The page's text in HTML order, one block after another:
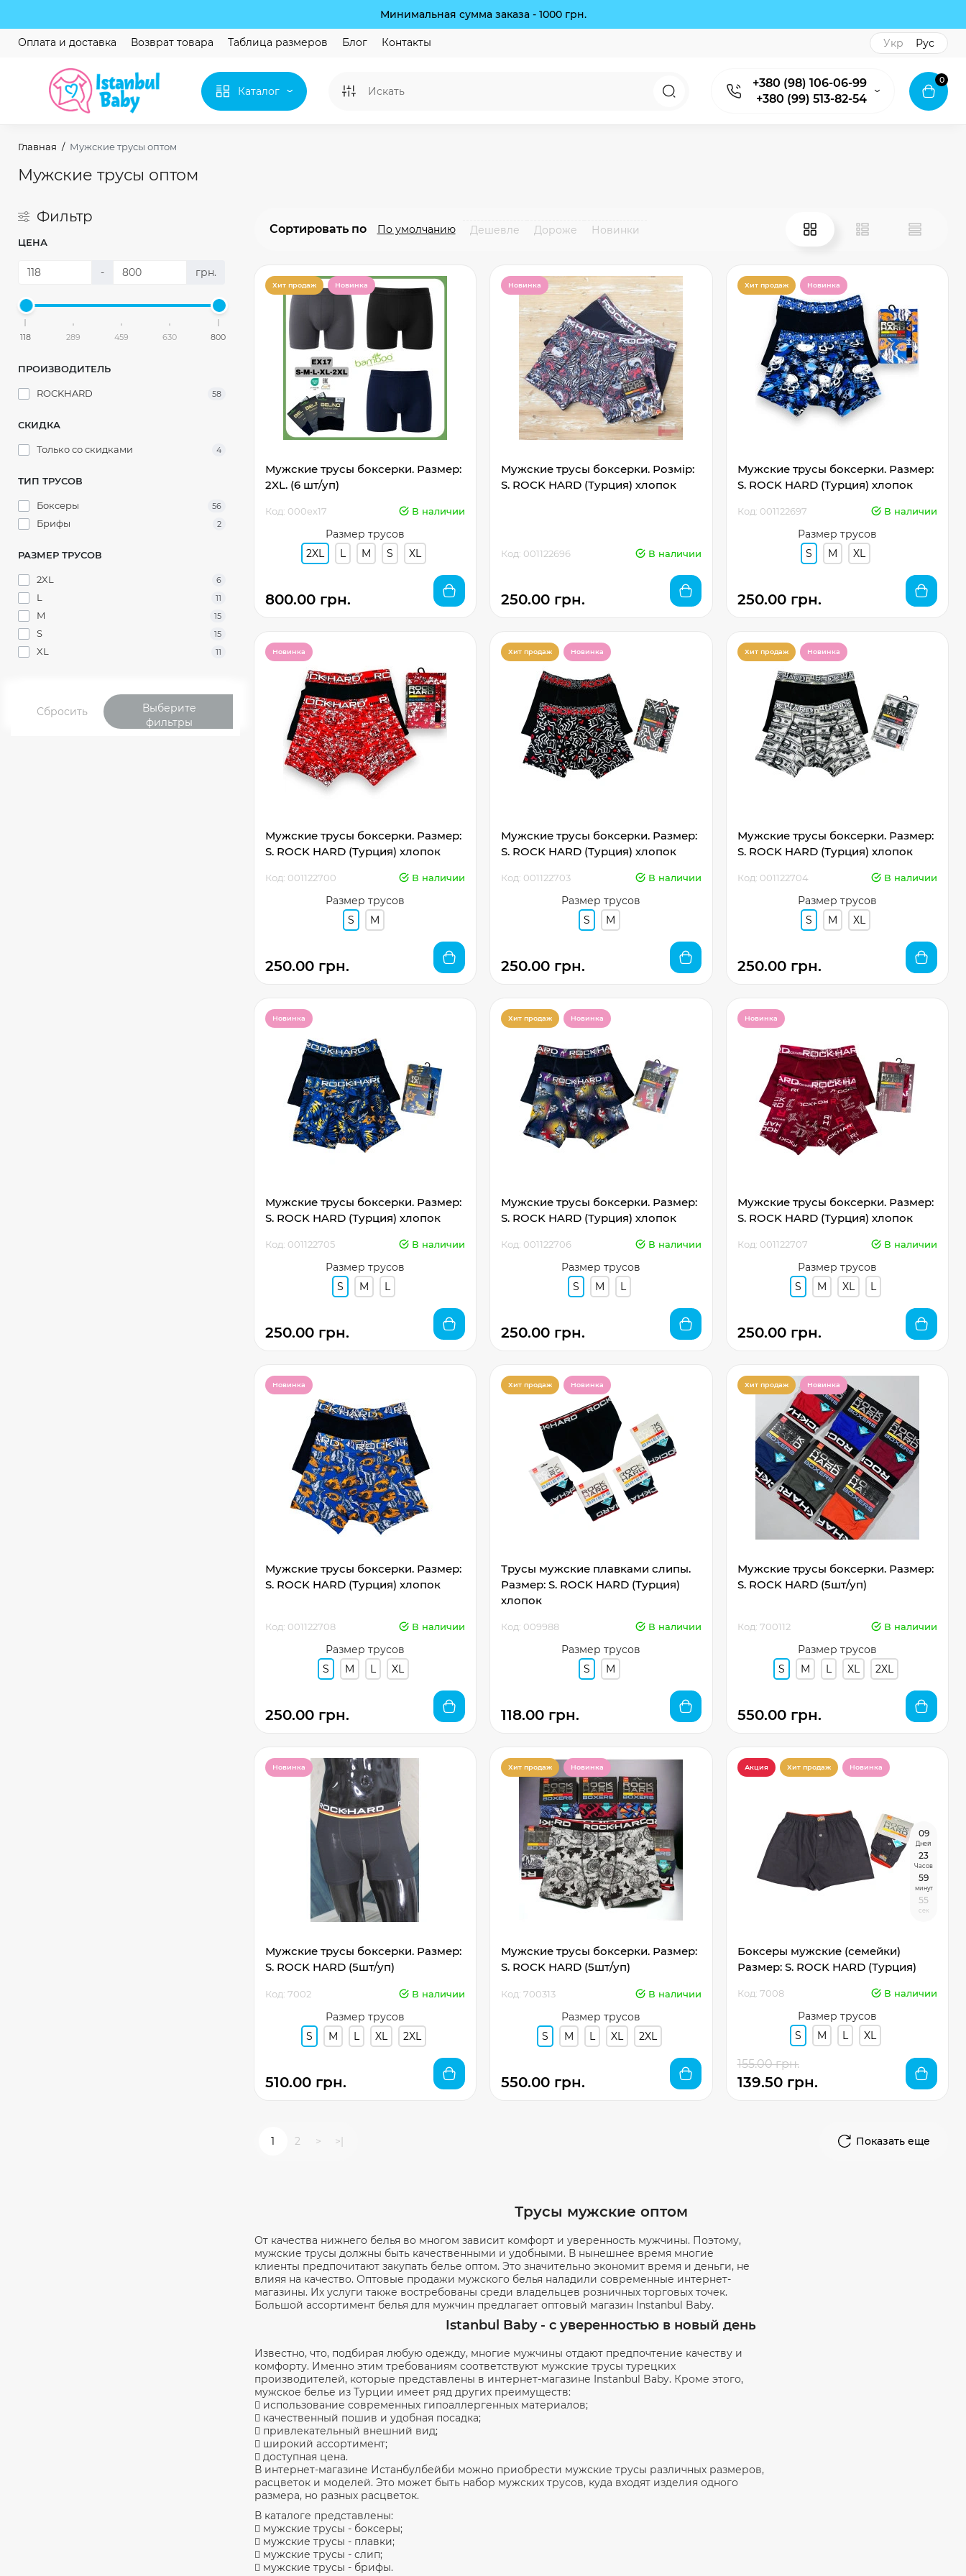
Минимальная сумма заказа - 1000 грн.
Оплата и доставка Возврат товара Таблица размеров Блог Контакты Укр Рус
Каталог
+380 (98) 106-06-99
+380 (99) 513-82-54
0
Главная Мужские трусы оптом
Мужские трусы оптом
Фильтр
ЦЕНА
- грн.
118 289 459 630 800
ПРОИЗВОДИТЕЛЬ
ROCKHARD 58
СКИДКА
Только со cкидками 4
ТИП ТРУСОВ
Боксеры 56
Брифы 2
РАЗМЕР ТРУСОВ
2XL 6
L 11
M 15
S 15
XL 11
Сбросить
Выберите
фильтры
Сортировать по По умолчанию Дешевле Дороже Новинки
Хит продаж Новинка
Мужские трусы боксерки. Размер:
2XL. (6 шт/уп)
Код: 000ex17 В наличии
Размер трусов
2XL
L M S XL
800.00 грн.
Новинка
Мужские трусы боксерки. Розмір:
S. ROCK HARD (Турция) хлопок
Код: 001122696 В наличии
250.00 грн.
Хит продаж Новинка
Мужские трусы боксерки. Размер:
S. ROCK HARD (Турция) хлопок
Код: 001122697 В наличии
Размер трусов
S
M XL
250.00 грн.
Новинка
Мужские трусы боксерки. Размер:
S. ROCK HARD (Турция) хлопок
Код: 001122700 В наличии
Размер трусов
S
M
250.00 грн.
Хит продаж Новинка
Мужские трусы боксерки. Размер:
S. ROCK HARD (Турция) хлопок
Код: 001122703 В наличии
Размер трусов
S
M
250.00 грн.
Хит продаж Новинка
Мужские трусы боксерки. Размер:
S. ROCK HARD (Турция) хлопок
Код: 001122704 В наличии
Размер трусов
S
M XL
250.00 грн.
Новинка
Мужские трусы боксерки. Размер:
S. ROCK HARD (Турция) хлопок
Код: 001122705 В наличии
Размер трусов
S
M L
250.00 грн.
Хит продаж Новинка
Мужские трусы боксерки. Размер:
S. ROCK HARD (Турция) хлопок
Код: 001122706 В наличии
Размер трусов
S
M L
250.00 грн.
Новинка
Мужские трусы боксерки. Размер:
S. ROCK HARD (Турция) хлопок
Код: 001122707 В наличии
Размер трусов
S
M XL L
250.00 грн.
Новинка
Мужские трусы боксерки. Размер:
S. ROCK HARD (Турция) хлопок
Код: 001122708 В наличии
Размер трусов
S
M L XL
250.00 грн.
Хит продаж Новинка
Трусы мужские плавками слипы.
Размер: S. ROCK HARD (Турция)
хлопок
Код: 009988 В наличии
Размер трусов
S
M
118.00 грн.
Хит продаж Новинка
Мужские трусы боксерки. Размер:
S. ROCK HARD (5шт/уп)
Код: 700112 В наличии
Размер трусов
S
M L XL 2XL
550.00 грн.
Новинка
Мужские трусы боксерки. Размер:
S. ROCK HARD (5шт/уп)
Код: 7002 В наличии
Размер трусов
S
M L XL 2XL
510.00 грн.
Хит продаж Новинка
Мужские трусы боксерки. Размер:
S. ROCK HARD (5шт/уп)
Код: 700313 В наличии
Размер трусов
S
M L XL 2XL
550.00 грн.
Акция Хит продаж Новинка
09
Дней
23
Часов
59
минут
54
сек
Боксеры мужские (семейки)
Размер: S. ROCK HARD (Турция)
Код: 7008 В наличии
Размер трусов
S
M L XL
155.00 грн.
139.50 грн.
Показать еще
1 2 > >|
Трусы мужские оптом
От качества нижнего белья во многом зависит комфорт и уверенность мужчины. Поэтому,
мужские трусы должны быть качественными и удобными. В нынешнее время многие
клиенты предпочитают закупать белье оптом. Это значительно экономит время и деньги, не
влияя на качество. Оптовые продажи мужского белья наладили современные интернет-
магазины. Их услуги также востребованы среди владельцев розничных торговых точек.
Большой ассортимент белья для мужчин предлагает оптовый магазин Instanbul Baby.
Istanbul Baby - с уверенностью в новый день
Известно, что, подбирая любую одежду, многие мужчины отдают предпочтение качеству и
комфорту. Именно этим требованиям соответствуют мужские трусы турецких
производителей, которые представлены в интернет-магазине Instanbul Baby. Кроме этого,
мужское белье из Турции имеет ряд других преимуществ:
 использование современных гипоаллергенных материалов;
 качественный пошив и удобная посадка;
 привлекательный внешний вид;
 широкий ассортимент;
 доступная цена.
В интернет-магазине Истанбулбейби можно приобрести мужские трусы различных размеров,
расцветок и моделей. Это может быть набор мужских трусов, куда входят изделия одного
размера, но разных расцветок.
В каталоге представлены:
 мужские трусы - боксеры;
 мужские трусы - плавки;
 мужские трусы - слип;
 мужские трусы - брифы.